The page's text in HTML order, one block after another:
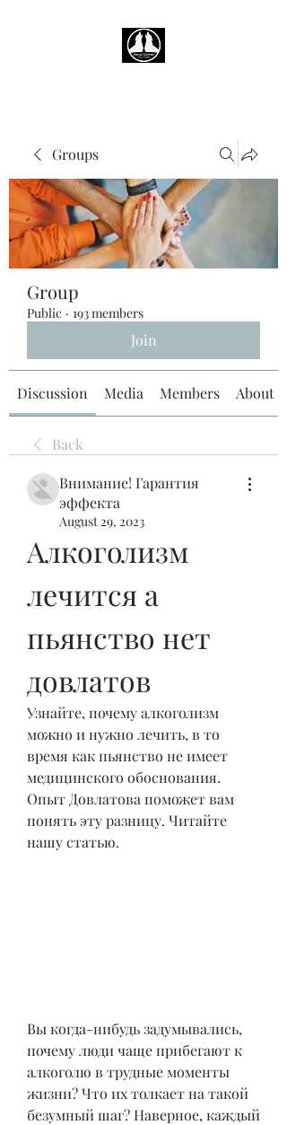
Groups
Group
Public · 193 members
Join
Discussion Media Members About
Back
Внимание! Гарантия
эффекта
August 29, 2023
Алкоголизм
лечится а
пьянство нет
довлатов
Узнайте, почему алкоголизм
можно и нужно лечить, в то
время как пьянство не имеет
медицинского обоснования.
Опыт Довлатова поможет вам
понять эту разницу. Читайте
нашу статью.
Вы когда-нибудь задумывались,
почему люди чаще прибегают к
алкоголю в трудные моменты
жизни? Что их толкает на такой
безумный шаг? Наверное, каждый